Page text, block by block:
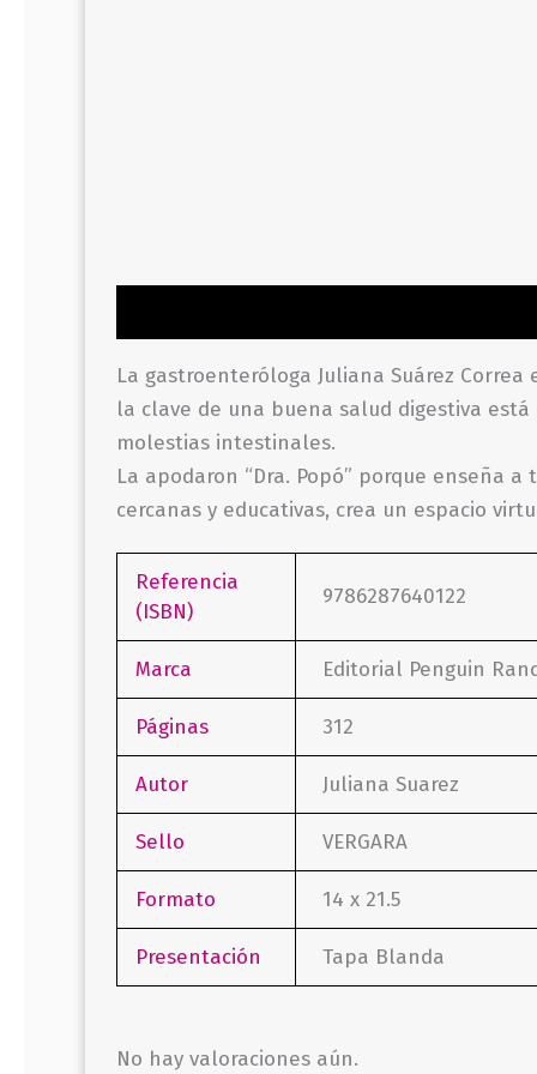
La gastroenteróloga Juliana Suárez
la clave de una buena salud digestiva
molestias intestinales.
La apodaron “Dra. Popó” porque enseña
cercanas y educativas, crea un espacio
Referencia
(ISBN)
9786287640122
Marca Editorial Penguin
Páginas 312
Autor Juliana Suarez
Sello VERGARA
Formato 14 x 21.5
Presentación Tapa Blanda
No hay valoraciones aún.